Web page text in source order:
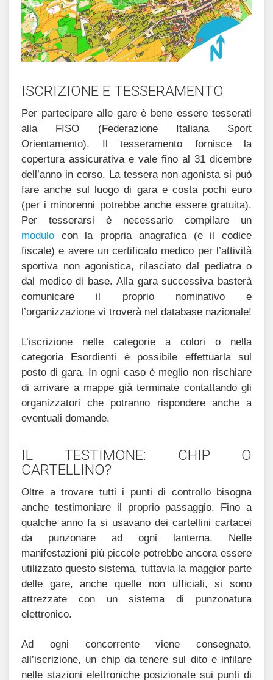
ISCRIZIONE E TESSERAMENTO
Per partecipare alle gare è bene essere tesserati
alla FISO (Federazione Italiana Sport
Orientamento). Il tesseramento fornisce la
copertura assicurativa e vale fino al 31 dicembre
dell’anno in corso. La tessera non agonista si può
fare anche sul luogo di gara e costa pochi euro
(per i minorenni potrebbe anche essere gratuita).
Per tesserarsi è necessario compilare un
modulo con la propria anagrafica (e il codice
fiscale) e avere un certificato medico per l’attività
sportiva non agonistica, rilasciato dal pediatra o
dal medico di base. Alla gara successiva basterà
comunicare il proprio nominativo e
l’organizzazione vi troverà nel database nazionale!
L’iscrizione nelle categorie a colori o nella
categoria Esordienti è possibile effettuarla sul
posto di gara. In ogni caso è meglio non rischiare
di arrivare a mappe già terminate contattando gli
organizzatori che potranno rispondere anche a
eventuali domande.
IL TESTIMONE: CHIP O
CARTELLINO?
Oltre a trovare tutti i punti di controllo bisogna
anche testimoniare il proprio passaggio. Fino a
qualche anno fa si usavano dei cartellini cartacei
da punzonare ad ogni lanterna. Nelle
manifestazioni più piccole potrebbe ancora essere
utilizzato questo sistema, tuttavia la maggior parte
delle gare, anche quelle non ufficiali, si sono
attrezzate con un sistema di punzonatura
elettronico.
Ad ogni concorrente viene consegnato,
all’iscrizione, un chip da tenere sul dito e infilare
nelle stazioni elettroniche posizionate sui punti di